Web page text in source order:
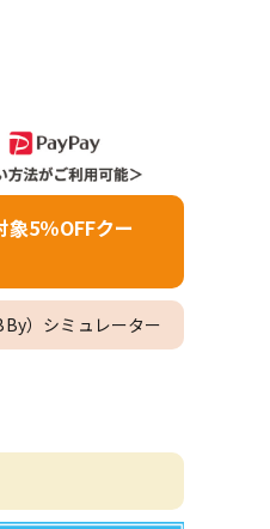
5％OFFクー
）シミュレーター